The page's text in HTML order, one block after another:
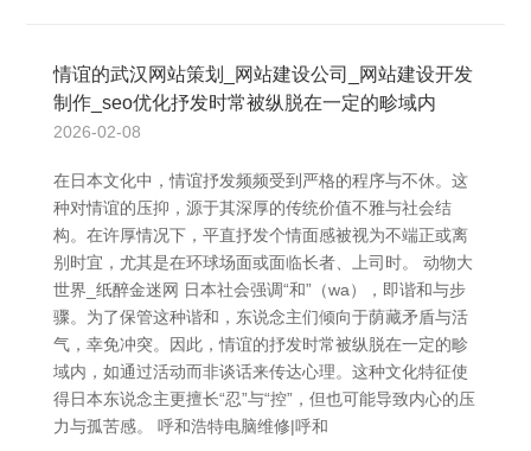
情谊的武汉网站策划_网站建设公司_网站建设开发
制作_seo优化抒发时常被纵脱在一定的畛域内
2026-02-08
在日本文化中，情谊抒发频频受到严格的程序与不休。这
种对情谊的压抑，源于其深厚的传统价值不雅与社会结
构。在许厚情况下，平直抒发个情面感被视为不端正或离
别时宜，尤其是在环球场面或面临长者、上司时。 动物大
世界_纸醉金迷网 日本社会强调“和”（wa），即谐和与步
骤。为了保管这种谐和，东说念主们倾向于荫藏矛盾与活
气，幸免冲突。因此，情谊的抒发时常被纵脱在一定的畛
域内，如通过活动而非谈话来传达心理。这种文化特征使
得日本东说念主更擅长“忍”与“控”，但也可能导致内心的压
力与孤苦感。 呼和浩特电脑维修|呼和